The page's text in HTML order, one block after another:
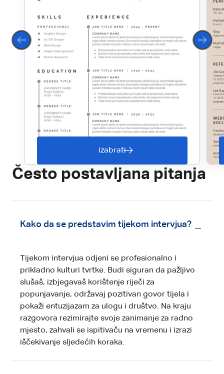
izabrati
Često postavljana pitanja
Kako da se predstavim tijekom intervjua?
Tijekom intervjua odjeni se profesionalno i
prikladno kulturi tvrtke. Budi siguran da pažljivo
slušaš, izbjegavaš korištenje riječi za
popunjavanje, održavaj pozitivan govor tijela i
pokaži entuzijazam za ulogu i društvo. Na kraju
razgovora rezimirajte svoje zanimanje za radno
mjesto, zahvali se ispitivaču na vremenu i izrazi
iščekivanje sljedećih koraka.